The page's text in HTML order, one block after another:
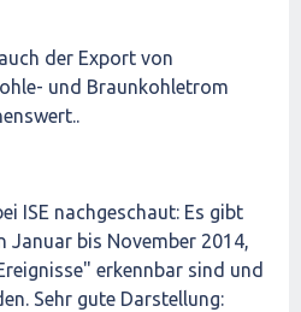
der Export von
und Braunkohletrom
ISE nachgeschaut: Es gibt
Januar bis November 2014,
erkennbar sind und
Sehr gute Darstellung: